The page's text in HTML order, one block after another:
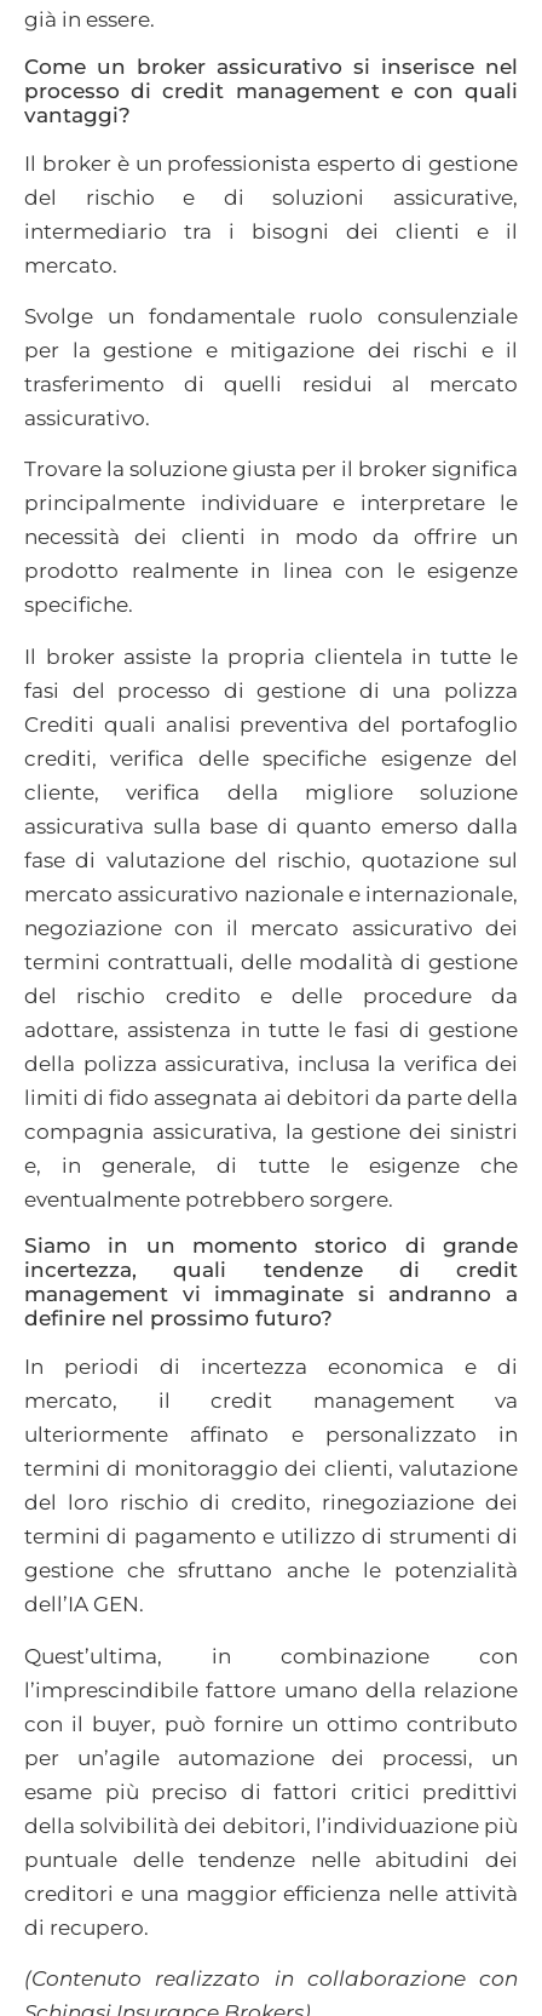
già in essere.
Come un broker assicurativo si inserisce nel
processo di credit management e con quali
vantaggi?
Il broker è un professionista esperto di gestione
del rischio e di soluzioni assicurative,
intermediario tra i bisogni dei clienti e il
mercato.
Svolge un fondamentale ruolo consulenziale
per la gestione e mitigazione dei rischi e il
trasferimento di quelli residui al mercato
assicurativo.
Trovare la soluzione giusta per il broker significa
principalmente individuare e interpretare le
necessità dei clienti in modo da offrire un
prodotto realmente in linea con le esigenze
specifiche.
Il broker assiste la propria clientela in tutte le
fasi del processo di gestione di una polizza
Crediti quali analisi preventiva del portafoglio
crediti, verifica delle specifiche esigenze del
cliente, verifica della migliore soluzione
assicurativa sulla base di quanto emerso dalla
fase di valutazione del rischio, quotazione sul
mercato assicurativo nazionale e internazionale,
negoziazione con il mercato assicurativo dei
termini contrattuali, delle modalità di gestione
del rischio credito e delle procedure da
adottare, assistenza in tutte le fasi di gestione
della polizza assicurativa, inclusa la verifica dei
limiti di fido assegnata ai debitori da parte della
compagnia assicurativa, la gestione dei sinistri
e, in generale, di tutte le esigenze che
eventualmente potrebbero sorgere.
Siamo in un momento storico di grande
incertezza, quali tendenze di credit
management vi immaginate si andranno a
definire nel prossimo futuro?
In periodi di incertezza economica e di
mercato, il credit management va
ulteriormente affinato e personalizzato in
termini di monitoraggio dei clienti, valutazione
del loro rischio di credito, rinegoziazione dei
termini di pagamento e utilizzo di strumenti di
gestione che sfruttano anche le potenzialità
dell’IA GEN.
Quest’ultima, in combinazione con
l’imprescindibile fattore umano della relazione
con il buyer, può fornire un ottimo contributo
per un’agile automazione dei processi, un
esame più preciso di fattori critici predittivi
della solvibilità dei debitori, l’individuazione più
puntuale delle tendenze nelle abitudini dei
creditori e una maggior efficienza nelle attività
di recupero.
(Contenuto realizzato in collaborazione con